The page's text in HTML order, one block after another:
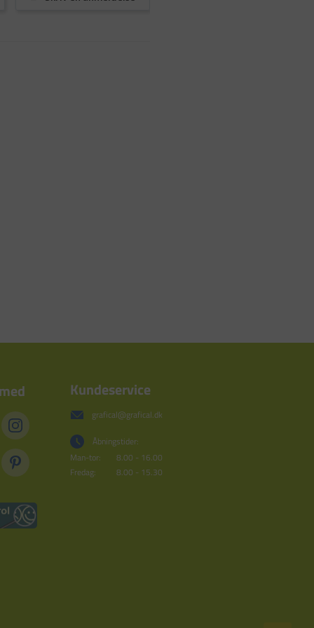
Kundeservice
grafical@grafical.dk
Åbningstider:
Man-tor:
8.00 - 16.00
Fredag:
8.00 - 15.30